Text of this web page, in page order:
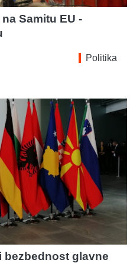
Samitu EU -
Politika
bezbednost glavne